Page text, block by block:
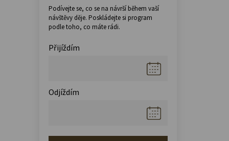
Podívejte se, co se na návrší během vaší
návštěvy děje. Poskládejte si program
podle toho, co máte rádi.
Přijíždím
Odjíždím